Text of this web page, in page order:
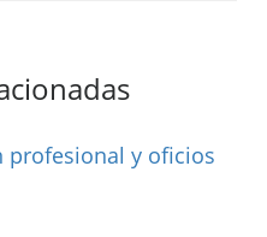
profesional y oficios